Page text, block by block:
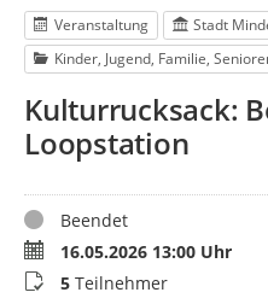
Veranstaltung
Stadt
Kinder, Jugend, Familie,
Kulturrucksack:
Loopstation
StatusBeendet
Termin16.05.2026 13:00 Uhr
Teilnehmer
5 Teilnehmer